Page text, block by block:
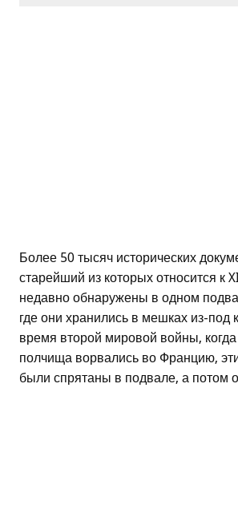
Более 50 тысяч исторических
старейший из которых относится к
недавно обнаружены в одном
где они хранились в мешках из-под
время второй мировой войны,
полчища ворвались во Францию,
были спрятаны в подвале, а потом